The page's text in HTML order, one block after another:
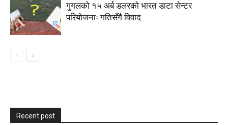
गुगलको १५ अर्ब डलरको भारत डाटा सेन्टर
परियोजनाः गतिसँगै विवाद
Recent post